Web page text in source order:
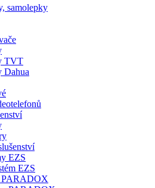
samolepky
TVT
Dahua
EZS
EZS
PARADOX